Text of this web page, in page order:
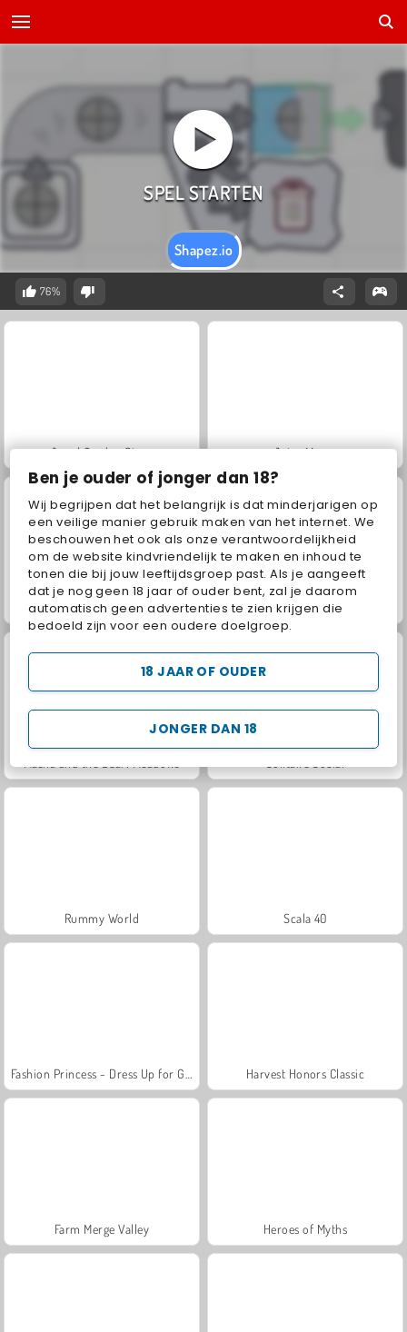
Ben je ouder of jonger dan 18?
Wij begrijpen dat het belangrijk is dat minderjarigen op
een veilige manier gebruik maken van het internet. We
beschouwen het ook als onze verantwoordelijkheid
om de website kindvriendelijk te maken en inhoud te
tonen die bij jouw leeftijdsgroep past. Als je aangeeft
dat je nog geen 18 jaar of ouder bent, zal je daarom
automatisch geen advertenties te zien krijgen die
bedoeld zijn voor een oudere doelgroep.
JONGER DAN 18
18 JAAR OF OUDER
Shapez.io
76%
Jewel Garden Story Juice Merge
Grand Mahjong Connect Trollface Quest: USA 2
Rummy World Scala 40
Harvest Honors Classic
Farm Merge Valley Heroes of Myths